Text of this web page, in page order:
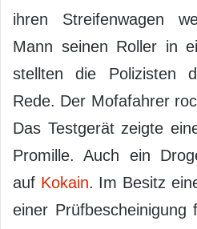
ihren Streifenwagen
Mann seinen Roller in
stellten die Polizisten
Rede. Der Mofafahrer
Das Testgerät zeigte
Promille. Auch ein
auf Kokain. Im Besitz
einer